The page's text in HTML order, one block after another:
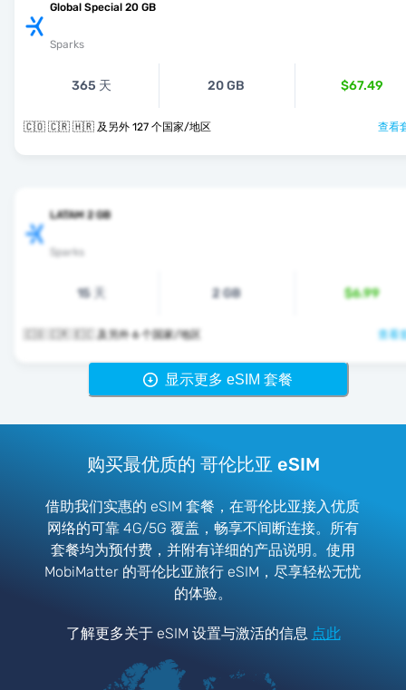
Global Special 20 GB
Sparks
365 天 20 GB $67.49
🇨🇴 🇨🇷 🇭🇷 及另外 127 个国家/地区 查看
LATAM 2 GB
Sparks
15 天 2 GB $6.99
🇨🇴 🇨🇷 🇪🇨 及另外 6 个国家/地区 查看
显示更多 eSIM 套餐
购买最优质的 哥伦比亚 eSIM
借助我们实惠的 eSIM 套餐，在哥伦比亚接入优质
网络的可靠 4G/5G 覆盖，畅享不间断连接。所有
套餐均为预付费，并附有详细的产品说明。使用
MobiMatter 的哥伦比亚旅行 eSIM，尽享轻松无忧
的体验。
了解更多关于 eSIM 设置与激活的信息 点此